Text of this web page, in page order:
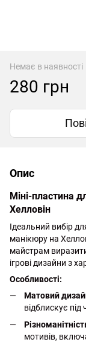
Немає в наявності
280 грн
Опис
Міні-пластина
Хелловін
Ідеальний вибір
манікюру на
майстрам
ігрові дизайни з
Особливості:
Матовий
відблискує
мотивів,